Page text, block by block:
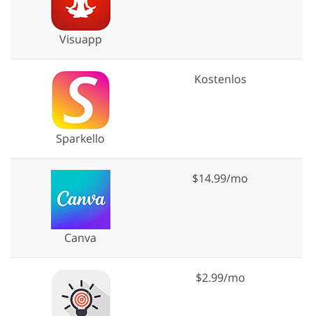
Visuapp
Sparkello
Kostenlos
Canva
$14.99/mo
$2.99/mo